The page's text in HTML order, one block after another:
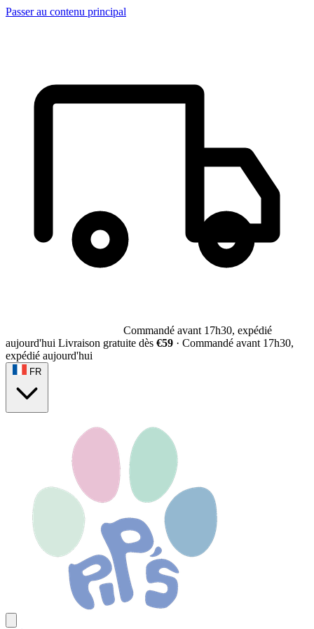
Passer au contenu principal
Commandé avant 17h30, expédié
aujourd'hui Livraison gratuite dès €59 · Commandé avant 17h30,
expédié aujourd'hui
FR